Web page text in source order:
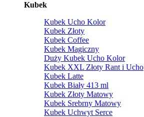
Kubek
Kubek Ucho Kolor
Kubek Złoty
Kubek Coffee
Kubek Magiczny
Duży Kubek Ucho Kolor
Kubek XXL Złoty Rant i Ucho
Kubek Latte
Kubek Biały 413 ml
Kubek Złoty Matowy
Kubek Srebrny Matowy
Kubek Uchwyt Serce